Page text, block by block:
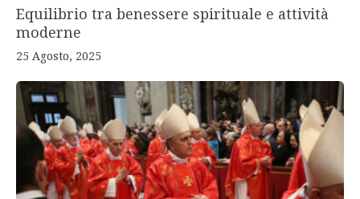
Equilibrio tra benessere spirituale e attività
moderne
25 Agosto, 2025